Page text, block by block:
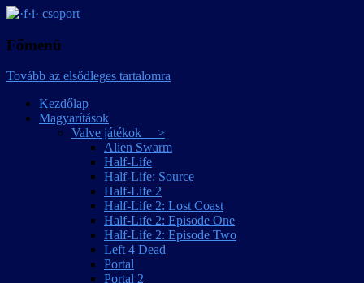
·f·i· csoport
Főmenü
Tovább az elsődleges tartalomra
Kezdőlap
Magyarítások
Valve játékok >
Alien Swarm
Half-Life
Half-Life: Source
Half-Life 2
Half-Life 2: Lost Coast
Half-Life 2: Episode One
Half-Life 2: Episode Two
Left 4 Dead
Portal
Portal 2